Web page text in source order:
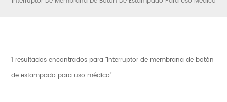
1 resultados encontrados para "Interruptor de membrana de botón
de estampado para uso médico"